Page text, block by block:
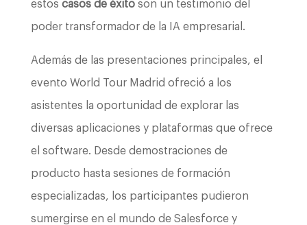
estos casos de éxitoson un testimonio del
poder transformador de la IA empresarial.
Además de las presentaciones principales, el
evento World Tour Madrid ofreció a los
asistentes la oportunidad de explorar las
diversas aplicaciones y plataformas que ofrece
el software. Desde demostraciones de
producto hasta sesiones de formación
especializadas, los participantes pudieron
sumergirse en el mundo de Salesforce y